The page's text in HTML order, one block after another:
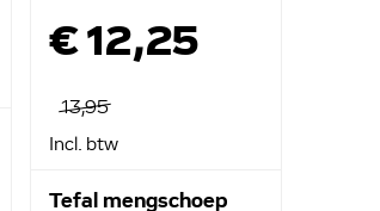
€ 12,25
13,95
Incl. btw
Tefal mengschoep